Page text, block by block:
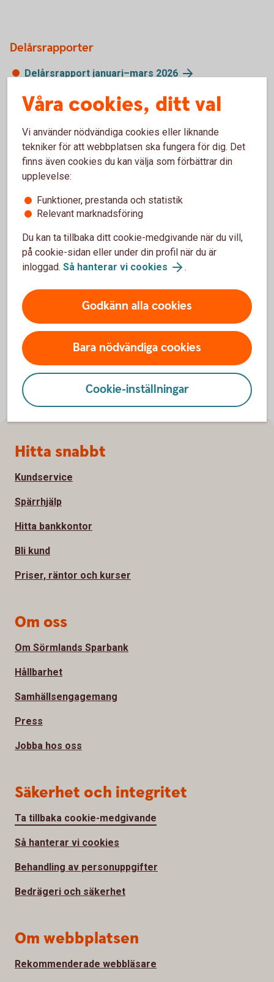
Delårsrapporter
Delårsrapport januari–mars 2026
Delårsrapport januari–juni 2025
Delårsrapport januari–september 2024
Delårsrapport januari–juni 2024
Delårsrapport januari–mars 2024
Delårsrapport januari–juni 2023
Delårsrapport januari–mars 2023
Delårsrapport januari–juni 2022
Delårsrapport januari–juni 2021
Delårsrapport januari–juni 2020
Delårsrapport januari–juni 2019
Våra cookies, ditt val
Vi använder nödvändiga cookies eller liknande
tekniker för att webbplatsen ska fungera för dig. Det
finns även cookies du kan välja som förbättrar din
upplevelse:
Funktioner, prestanda och statistik
Relevant marknadsföring
Du kan ta tillbaka ditt cookie-medgivande när du vill,
på cookie-sidan eller under din profil när du är
inloggad. Så hanterar vi cookies .
Godkänn alla cookies
Bara nödvändiga cookies
Cookie-inställningar
Sidfot
Hitta snabbt
Kundservice
Spärrhjälp
Hitta bankkontor
Bli kund
Priser, räntor och kurser
Om oss
Om Sörmlands Sparbank
Hållbarhet
Samhällsengagemang
Press
Jobba hos oss
Säkerhet och integritet
Ta tillbaka cookie-medgivande
Så hanterar vi cookies
Behandling av personuppgifter
Bedrägeri och säkerhet
Om webbplatsen
Rekommenderade webbläsare